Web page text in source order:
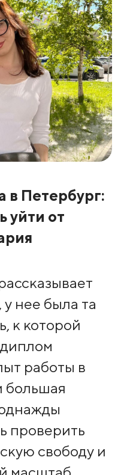
в Петербург:
уйти от
нее была та
к которой
работы в
большая
проверить
свободу и